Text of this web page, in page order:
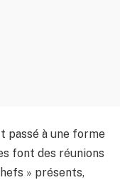
passé à une forme
font des réunions
» présents,